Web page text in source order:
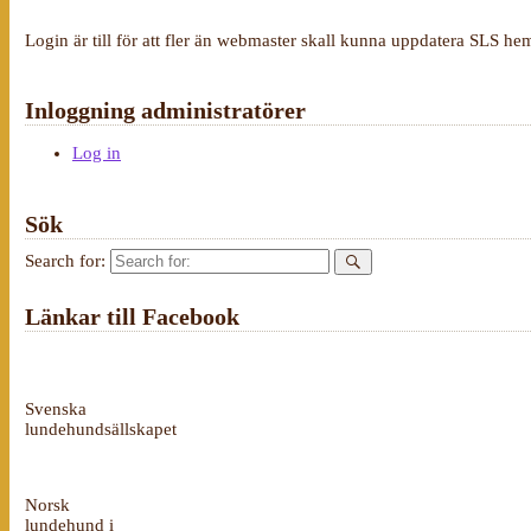
Login är till för att fler än webmaster skall kunna uppdatera SLS
Inloggning administratörer
Log in
Sök
Search for:
Länkar till Facebook
Svenska
lundehundsällskapet
Norsk
lundehund i